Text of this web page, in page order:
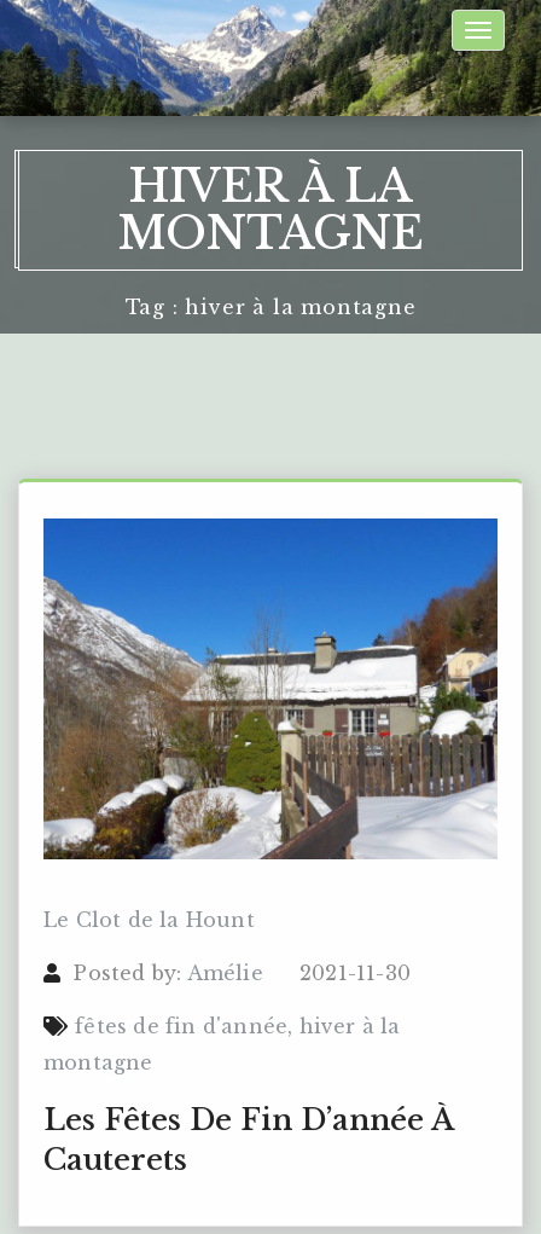
Toggle
HIVER À LA
MONTAGNE
Tag : hiver à la montagne
Le Clot de la Hount
Posted by: Amélie 2021-11-30
fêtes de fin d'année, hiver à la
montagne
Les Fêtes De Fin D’année À
Cauterets